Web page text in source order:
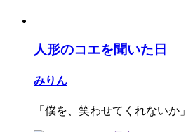
人形のコエを聞いた日
みりん
「僕を、笑わせてくれないか」